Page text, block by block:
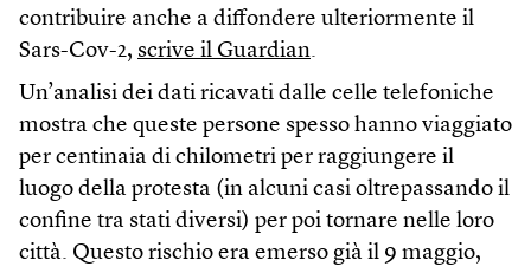
contribuire anche a diffondere ulteriormente il
Sars-Cov-2, scrive il Guardian.
Un’analisi dei dati ricavati dalle celle telefoniche
mostra che queste persone spesso hanno viaggiato
per centinaia di chilometri per raggiungere il
luogo della protesta (in alcuni casi oltrepassando il
confine tra stati diversi) per poi tornare nelle loro
città. Questo rischio era emerso già il 9 maggio,